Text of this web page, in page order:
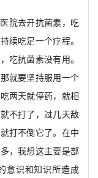
院去开抗菌素，吃
续吃足一个疗程。
吃抗菌素没有用。
就要坚持服用一个
两天就停药，就相
不打了，过几天敌
打不倒它了。在中
，我想这主要是部
意识和知识所造成